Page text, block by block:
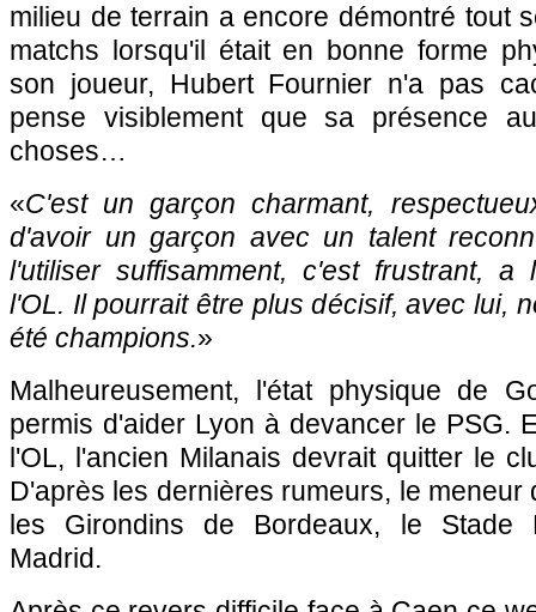
milieu de terrain a encore démontré tout
matchs lorsqu'il était en bonne forme
son joueur, Hubert Fournier n'a pas
pense visiblement que sa présence
choses…
«C'est un garçon charmant,
d'avoir un garçon avec un talent
l'utiliser suffisamment, c'est frustrant, a
l'OL. Il pourrait être plus décisif, avec lui,
été champions.»
Malheureusement, l'état physique de
permis d'aider Lyon à devancer le PSG.
l'OL, l'ancien Milanais devrait quitter le
D'après les dernières rumeurs, le meneur
les Girondins de Bordeaux, le Stade
Madrid.